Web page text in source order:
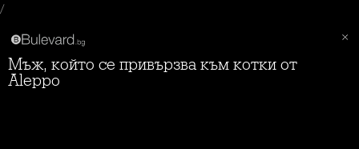
/
Мъж, който се привързва към котки от
Aleppo